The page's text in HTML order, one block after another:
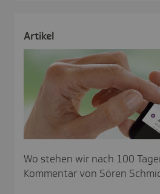
Artikel
Wo stehen wir nach 100
Kommentar von Sören